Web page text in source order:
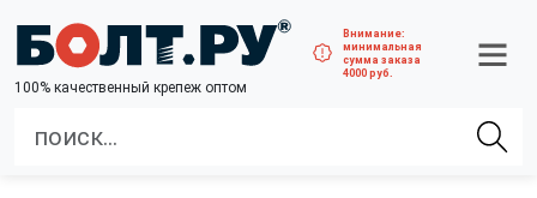
100% качественный крепеж оптом
Внимание:
минимальная
сумма заказа
4000 руб.